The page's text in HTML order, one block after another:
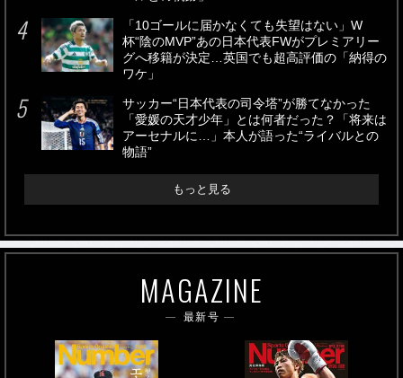
「10ゴールに届かなくても失望はない」W
杯“陰のMVP”あの日本代表FWがプレミアリー
グへ移籍が決定…英国でも超高評価の「納得の
ワケ」
サッカー“日本代表の司令塔”が勝てなかった
「愛媛の天才少年」とは何者だった？「将来は
アーセナルに…」本人が語った“ライバルとの
物語”
もっと見る
MAGAZINE
最新号